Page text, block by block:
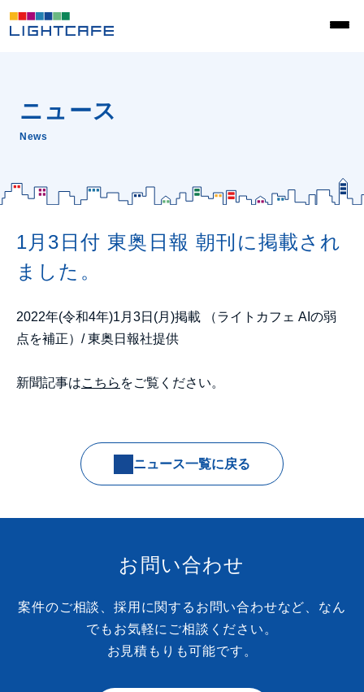
ニュース
News
1月3日付 東奥日報 朝刊に掲載され
ました。
2022年(令和4年)1月3日(月)掲載 （ライトカフェ AIの弱
点を補正）/ 東奥日報社提供
新聞記事はこちら をご覧ください。
ニュース一覧に戻る
お問い合わせ
案件のご相談、採用に関するお問い合わせなど、なん
でもお気軽にご相談ください。
お見積もりも可能です。